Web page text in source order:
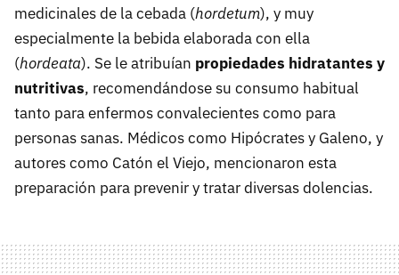
medicinales de la cebada (hordetum), y muy
especialmente la bebida elaborada con ella
(hordeata). Se le atribuían propiedades hidratantes y
nutritivas, recomendándose su consumo habitual
tanto para enfermos convalecientes como para
personas sanas. Médicos como Hipócrates y Galeno, y
autores como Catón el Viejo, mencionaron esta
preparación para prevenir y tratar diversas dolencias.